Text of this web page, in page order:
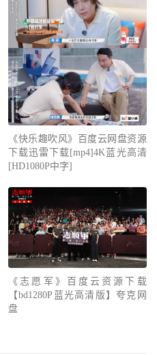
《快乐趣吹风》百度云网盘资源
下载迅雷下载[mp4]4K蓝光高清
[HD1080P中字]
《志愿军》百度云资源下载
【bd1280P蓝光高清版】夸克网
盘